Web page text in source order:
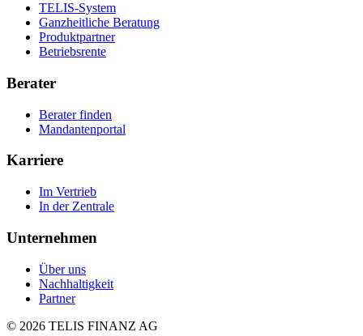
TELIS-System
Ganzheitliche Beratung
Produktpartner
Betriebsrente
Berater
Berater finden
Mandantenportal
Karriere
Im Vertrieb
In der Zentrale
Unternehmen
Über uns
Nachhaltigkeit
Partner
© 2026 TELIS FINANZ AG